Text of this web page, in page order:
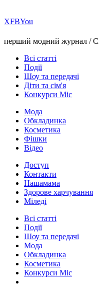
ХFBYou
перший модний журнал /
Всі статті
Події
Шоу та передачі
Діти та сім'я
Конкурси Міс
Мода
Обкладинка
Косметика
Фішки
Відео
Доступ
Контакти
Нашамама
Здорове харчування
Міледі
Всі статті
Події
Шоу та передачі
Мода
Обкладинка
Косметика
Конкурси Міс